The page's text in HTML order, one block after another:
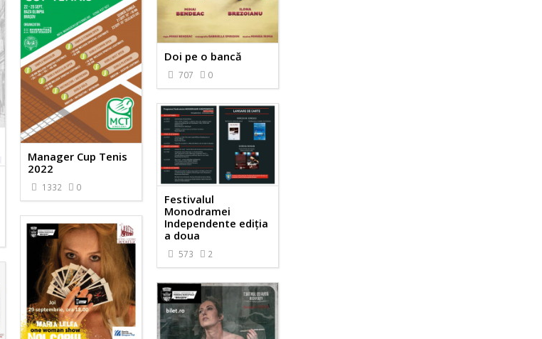
Doi pe o bancă
707 0
Manager Cup Tenis
2022
1332 0
Festivalul
Monodramei
Independente ediția
a doua
573 2